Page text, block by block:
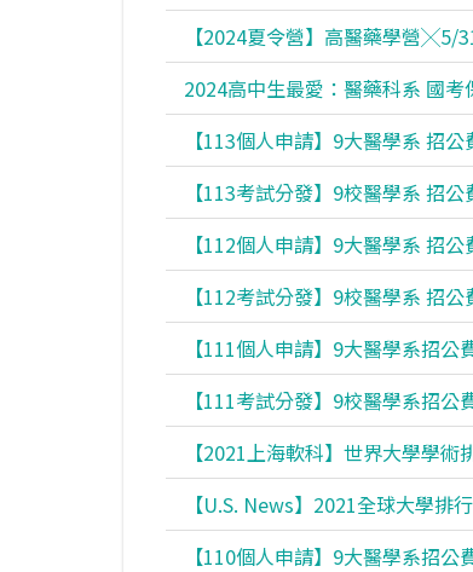
【2024夏令營】高醫藥學營╳5/
2024高中生最愛：醫藥科系 國考
【113個人申請】9大醫學系 招
【113考試分發】9校醫學系 招
【112個人申請】9大醫學系 招
【112考試分發】9校醫學系 招
【111個人申請】9大醫學系招公
【111考試分發】9校醫學系招公
【2021上海軟科】世界大學學
【U.S. News】2021全球大學
【110個人申請】9大醫學系招公